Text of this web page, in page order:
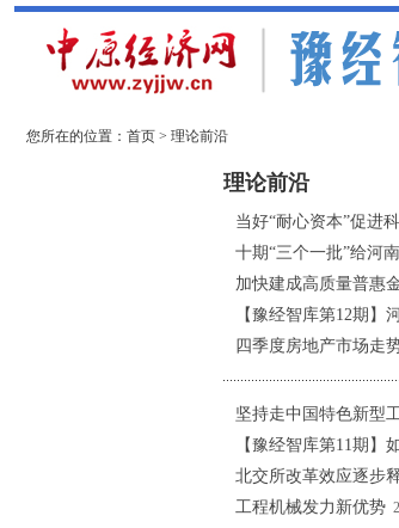
您所在的位置： 首页 > 理论前沿
理论前沿
当好“耐心资本”促进
十期“三个一批”给河
加快建成高质量普惠
【豫经智库第12期】
四季度房地产市场走
坚持走中国特色新型
【豫经智库第11期】
北交所改革效应逐步
工程机械发力新优势